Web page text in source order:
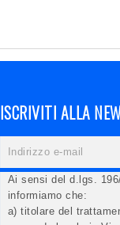
ISCRIVITI ALLA
Ai sensi del d.lgs.
informiamo che:
a) titolare del